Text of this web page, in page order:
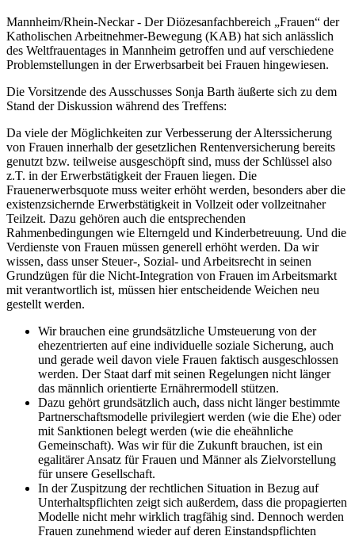
Mannheim/Rhein-Neckar - Der Diözesanfachbereich „Frauen“ der
Katholischen Arbeitnehmer-Bewegung (KAB) hat sich anlässlich
des Weltfrauentages in Mannheim getroffen und auf verschiedene
Problemstellungen in der Erwerbsarbeit bei Frauen hingewiesen.
Die Vorsitzende des Ausschusses Sonja Barth äußerte sich zu dem
Stand der Diskussion während des Treffens:
Da viele der Möglichkeiten zur Verbesserung der Alterssicherung
von Frauen innerhalb der gesetzlichen Rentenversicherung bereits
genutzt bzw. teilweise ausgeschöpft sind, muss der Schlüssel also
z.T. in der Erwerbstätigkeit der Frauen liegen. Die
Frauenerwerbsquote muss weiter erhöht werden, besonders aber die
existenzsichernde Erwerbstätigkeit in Vollzeit oder vollzeitnaher
Teilzeit. Dazu gehören auch die entsprechenden
Rahmenbedingungen wie Elterngeld und Kinderbetreuung. Und die
Verdienste von Frauen müssen generell erhöht werden. Da wir
wissen, dass unser Steuer-, Sozial- und Arbeitsrecht in seinen
Grundzügen für die Nicht-Integration von Frauen im Arbeitsmarkt
mit verantwortlich ist, müssen hier entscheidende Weichen neu
gestellt werden.
Wir brauchen eine grundsätzliche Umsteuerung von der
ehezentrierten auf eine individuelle soziale Sicherung, auch
und gerade weil davon viele Frauen faktisch ausgeschlossen
werden. Der Staat darf mit seinen Regelungen nicht länger
das männlich orientierte Ernährermodell stützen.
Dazu gehört grundsätzlich auch, dass nicht länger bestimmte
Partnerschaftsmodelle privilegiert werden (wie die Ehe) oder
mit Sanktionen belegt werden (wie die eheähnliche
Gemeinschaft). Was wir für die Zukunft brauchen, ist ein
egalitärer Ansatz für Frauen und Männer als Zielvorstellung
für unsere Gesellschaft.
In der Zuspitzung der rechtlichen Situation in Bezug auf
Unterhaltspflichten zeigt sich außerdem, dass die propagierten
Modelle nicht mehr wirklich tragfähig sind. Dennoch werden
Frauen zunehmend wieder auf deren Einstandspflichten